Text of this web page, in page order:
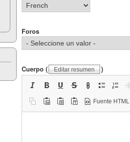
Foros
Cuerpo ( Editar resumen )
Fuente HTML